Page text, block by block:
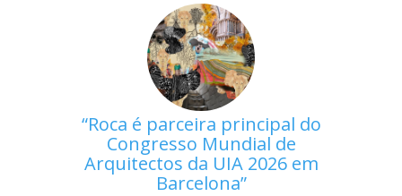
Roca é parceira principal do
Congresso Mundial de
Arquitectos da UIA 2026 em
Barcelona